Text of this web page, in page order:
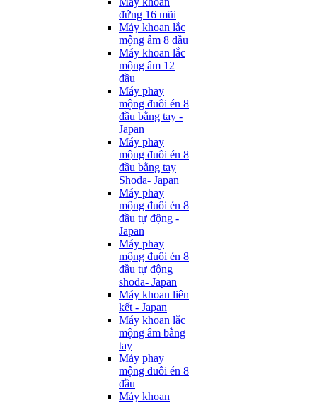
đứng 16 mũi
Máy khoan lắc
mộng âm 8 đầu
Máy khoan lắc
mộng âm 12
đầu
Máy phay
mộng đuôi én 8
đầu bằng tay -
Japan
Máy phay
mộng đuôi én 8
đầu bằng tay
Shoda- Japan
Máy phay
mộng đuôi én 8
đầu tự động -
Japan
Máy phay
mộng đuôi én 8
đầu tự động
shoda- Japan
Máy khoan liên
kết - Japan
Máy khoan lắc
mộng âm bằng
tay
Máy phay
mộng đuôi én 8
đầu
Máy khoan